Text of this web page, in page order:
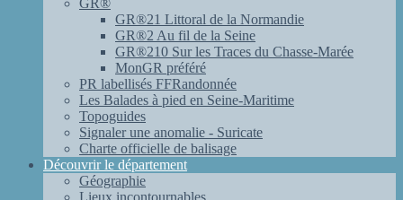
GR®
GR®21 Littoral de la Normandie
GR®2 Au fil de la Seine
GR®210 Sur les Traces du Chasse-Marée
MonGR préféré
PR labellisés FFRandonnée
Les Balades à pied en Seine-Maritime
Topoguides
Signaler une anomalie - Suricate
Charte officielle de balisage
Découvrir le département
Géographie
Lieux incontournables